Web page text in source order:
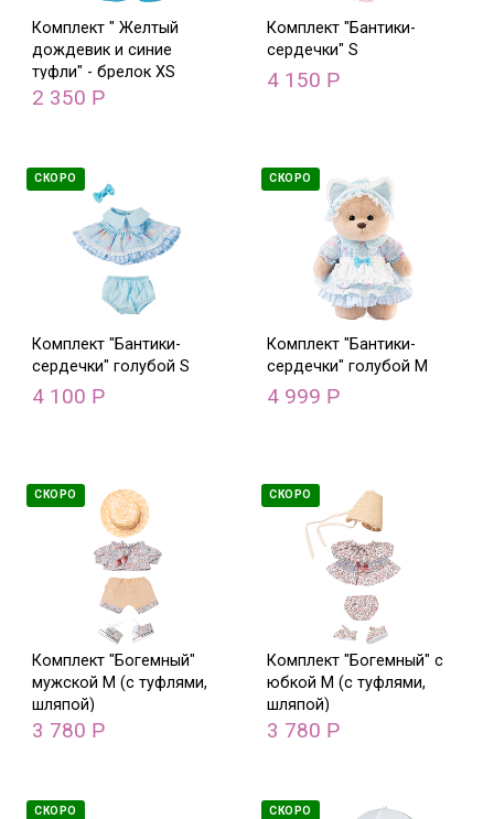
Комплект " Желтый
дождевик и синие
туфли" - брелок XS
2 350 Р
Комплект "Бантики-
сердечки" S
4 150 Р
СКОРО
Комплект "Бантики-
сердечки" голубой S
4 100 Р
СКОРО
Комплект "Бантики-
сердечки" голубой М
4 999 Р
СКОРО
Комплект "Богемный"
мужской M (с туфлями,
шляпой)
3 780 Р
СКОРО
Комплект "Богемный" с
юбкой M (с туфлями,
шляпой)
3 780 Р
СКОРО СКОРО